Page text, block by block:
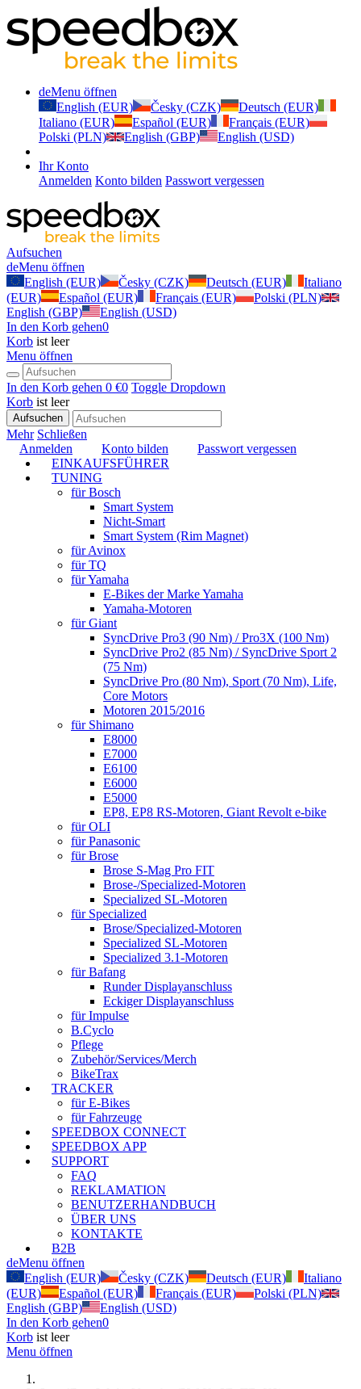
deMenu öffnen
English (EUR)
Česky (CZK)
Deutsch (EUR)
Italiano (EUR)
Español (EUR)
Français (EUR)
Polski (PLN)
English (GBP) English (USD)
Ihr Konto
Anmelden Konto bilden Passwort vergessen
Aufsuchen
deMenu öffnen
English (EUR)
Česky (CZK) Deutsch (EUR)
Italiano
(EUR)
Español (EUR) Français (EUR)
Polski (PLN)
English (GBP)
English (USD)
In den Korb gehen0
Korb ist leer
Menu öffnen
In den Korb gehen 0 €0 Toggle Dropdown
Korb ist leer
Aufsuchen
Mehr Schließen
Anmelden
Konto bilden
Passwort vergessen
EINKAUFSFÜHRER
TUNING
für Bosch
Smart System
Nicht-Smart
Smart System (Rim Magnet)
für Avinox
für TQ
für Yamaha
E-Bikes der Marke Yamaha
Yamaha-Motoren
für Giant
SyncDrive Pro3 (90 Nm) / Pro3X (100 Nm)
SyncDrive Pro2 (85 Nm) / SyncDrive Sport 2
(75 Nm)
SyncDrive Pro (80 Nm), Sport (70 Nm), Life,
Core Motors
Motoren 2015/2016
für Shimano
E8000
E7000
E6100
E6000
E5000
EP8, EP8 RS-Motoren, Giant Revolt e-bike
für OLI
für Panasonic
für Brose
Brose S-Mag Pro FIT
Brose-/Specialized-Motoren
Specialized SL-Motoren
für Specialized
Brose/Specialized-Motoren
Specialized SL-Motoren
Specialized 3.1-Motoren
für Bafang
Runder Displayanschluss
Eckiger Displayanschluss
für Impulse
B.Cyclo
Pflege
Zubehör/Services/Merch
BikeTrax
TRACKER
für E-Bikes
für Fahrzeuge
SPEEDBOX CONNECT
SPEEDBOX APP
SUPPORT
FAQ
REKLAMATION
BENUTZERHANDBUCH
ÜBER UNS
KONTAKTE
B2B
deMenu öffnen
English (EUR)
Česky (CZK) Deutsch (EUR)
Italiano
(EUR)
Español (EUR) Français (EUR)
Polski (PLN)
English (GBP)
English (USD)
In den Korb gehen0
Korb ist leer
Menu öffnen